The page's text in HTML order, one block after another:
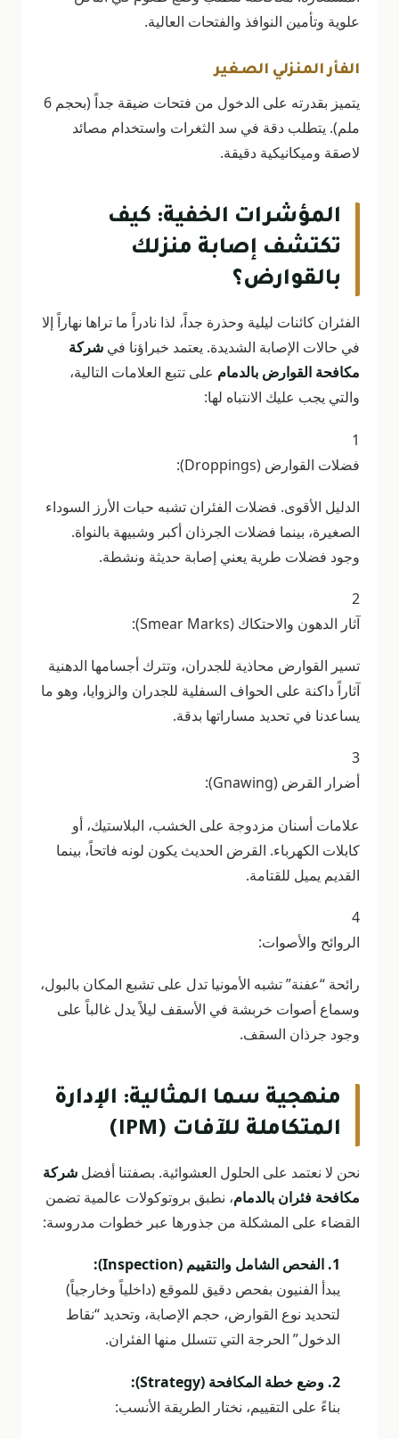
علوية وتأمين النوافذ والفتحات العالية.
الفأر المنزلي الصغير
يتميز بقدرته على الدخول من فتحات ضيقة جداً (بحجم 6
ملم). يتطلب دقة في سد الثغرات واستخدام مصائد
لاصقة وميكانيكية دقيقة.
المؤشرات الخفية: كيف
تكتشف إصابة منزلك
بالقوارض؟
الفئران كائنات ليلية وحذرة جداً، لذا نادراً ما تراها نهاراً إلا
في حالات الإصابة الشديدة. يعتمد خبراؤنا في شركة
مكافحة القوارض بالدمام على تتبع العلامات التالية،
والتي يجب عليك الانتباه لها:
1
فضلات القوارض (Droppings):
الدليل الأقوى. فضلات الفئران تشبه حبات الأرز السوداء
الصغيرة، بينما فضلات الجرذان أكبر وشبيهة بالنواة.
وجود فضلات طرية يعني إصابة حديثة ونشطة.
2
آثار الدهون والاحتكاك (Smear Marks):
تسير القوارض محاذية للجدران، وتترك أجسامها الدهنية
آثاراً داكنة على الحواف السفلية للجدران والزوايا، وهو ما
يساعدنا في تحديد مساراتها بدقة.
3
أضرار القرض (Gnawing):
علامات أسنان مزدوجة على الخشب، البلاستيك، أو
كابلات الكهرباء. القرض الحديث يكون لونه فاتحاً، بينما
القديم يميل للقتامة.
4
الروائح والأصوات:
رائحة “عفنة” تشبه الأمونيا تدل على تشبع المكان بالبول،
وسماع أصوات خربشة في الأسقف ليلاً يدل غالباً على
وجود جرذان السقف.
منهجية سما المثالية: الإدارة
المتكاملة للآفات (IPM)
نحن لا نعتمد على الحلول العشوائية. بصفتنا أفضل شركة
مكافحة فئران بالدمام، نطبق بروتوكولات عالمية تضمن
القضاء على المشكلة من جذورها عبر خطوات مدروسة:
1. الفحص الشامل والتقييم (Inspection):
يبدأ الفنيون بفحص دقيق للموقع (داخلياً وخارجياً)
لتحديد نوع القوارض، حجم الإصابة، وتحديد “نقاط
الدخول” الحرجة التي تتسلل منها الفئران.
2. وضع خطة المكافحة (Strategy):
بناءً على التقييم، نختار الطريقة الأنسب: